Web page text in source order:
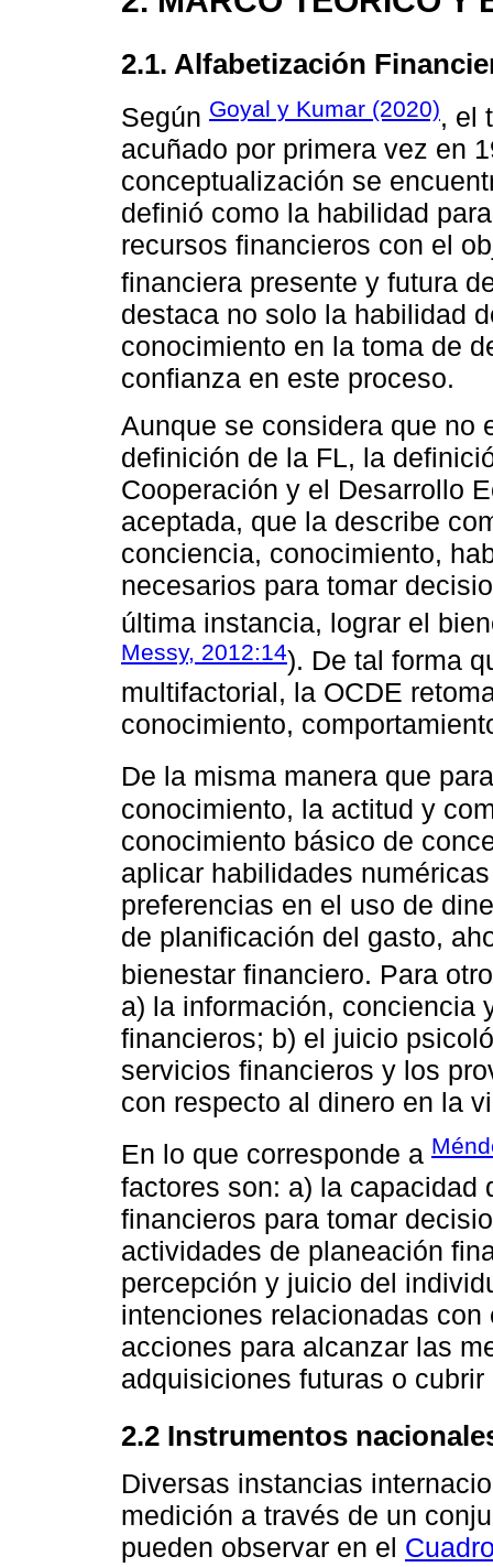
2.1. Alfabetización
Según Goyal y Kumar (2020), el
acuñado por primera vez en
conceptualización se
definió como la habilidad
recursos financieros con el
financiera presente y futura
destaca no solo la habilidad
conocimiento en la toma de
confianza en este proceso.
Aunque se considera que no
definición de la FL, la
Cooperación y el Desarrollo
aceptada, que la describe
conciencia, conocimiento,
necesarios para tomar
última instancia, lograr el
Messy, 2012:14). De tal forma
multifactorial, la OCDE
conocimiento,
De la misma manera que
conocimiento, la actitud y
conocimiento básico de
aplicar habilidades
preferencias en el uso de
de planificación del gasto,
bienestar financiero. Para
a) la información, conciencia
financieros; b) el juicio
servicios financieros y los
con respecto al dinero en la
En lo que corresponde a
factores son: a) la capacidad
financieros para tomar
actividades de planeación
percepción y juicio del
intenciones relacionadas
acciones para alcanzar las
adquisiciones futuras o
2.2 Instrumentos
Diversas instancias
medición a través de un
pueden observar en el